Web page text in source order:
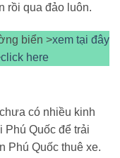
rồi qua đảo luôn.
biển >xem tại đây
click here
có nhiều kinh
Phú Quốc để trải
Phú Quốc thuê xe.